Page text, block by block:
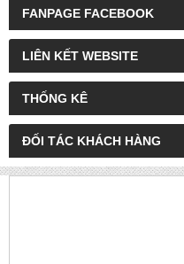
ĐỐI TÁC KHÁCH HÀNG